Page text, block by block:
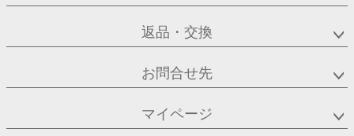
返品・交換
お問合せ先
マイページ